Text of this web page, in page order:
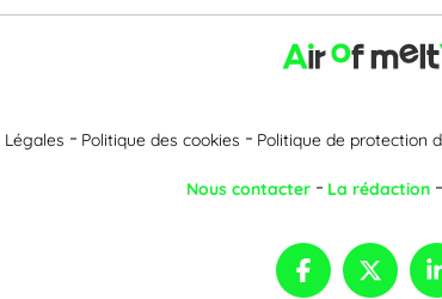
Politique des cookies Politique de protection
Nous contacter La rédaction